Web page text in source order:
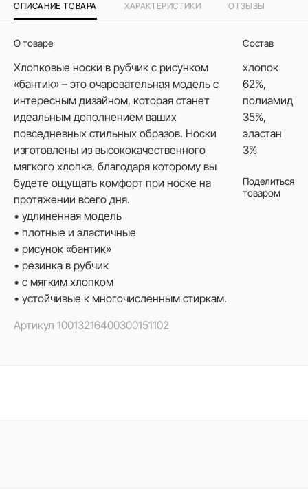
ОПИСАНИЕ ТОВАРА ХАРАКТЕРИСТИКИ ОТЗЫВЫ
О товаре
Хлопковые носки в рубчик с рисунком
«бантик» – это очаровательная модель с
интересным дизайном, которая станет
идеальным дополнением ваших
повседневных стильных образов. Носки
изготовлены из высококачественного
мягкого хлопка, благодаря которому вы
будете ощущать комфорт при носке на
протяжении всего дня.
• удлиненная модель
• плотные и эластичные
• рисунок «бантик»
• резинка в рубчик
• с мягким хлопком
• устойчивые к многочисленным стиркам.
Артикул 10013216400300151102
Состав
хлопок
62%,
полиамид
35%,
эластан
3%
Поделиться
товаром